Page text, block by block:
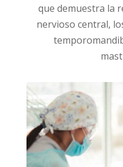
que demuestra la
nervioso central,